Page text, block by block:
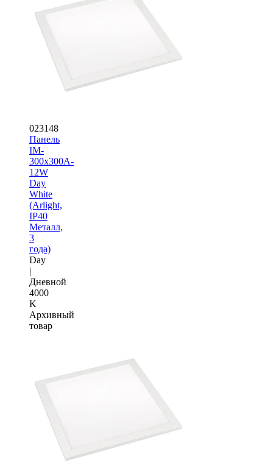
023148
Панель
IM-
300x300A-
12W
Day
White
(Arlight,
IP40
Металл,
3
года)
Day
|
Дневной
4000
K
Архивный
товар